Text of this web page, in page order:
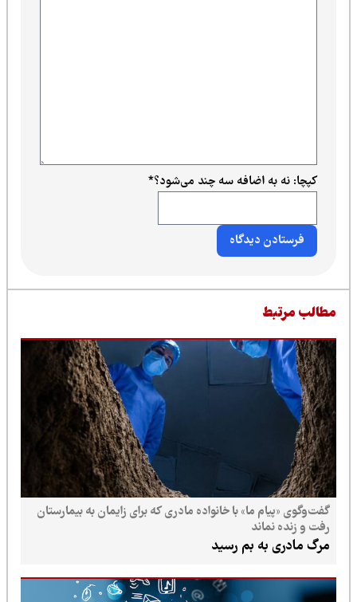
کپچا: نه به اضافه سه چند می‌شود؟*
مرتبط
گفت‌وگوی «پیام ما» با خانواده مادری که برای زایمان به بیمارستان
رفت و زنده نماند
مرگ مادری به بم رسید